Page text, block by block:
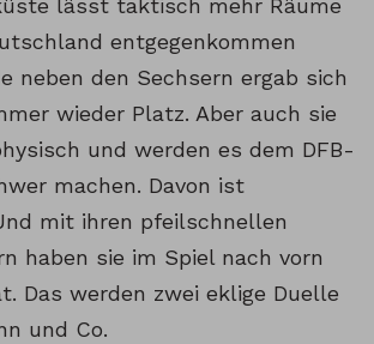
lässt taktisch mehr Räume
entgegenkommen
neben den Sechsern ergab sich
wieder Platz. Aber auch sie
und werden es dem DFB-
machen. Davon ist
mit ihren pfeilschnellen
haben sie im Spiel nach vorn
Das werden zwei eklige Duelle
und Co.